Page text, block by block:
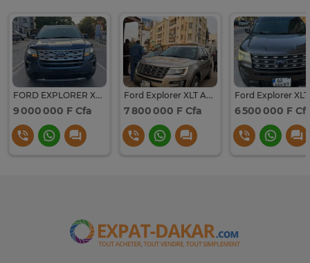
FORD EXPLORER XLT 2019
9 000 000 F Cfa
Ford Explorer XLT AWD
7 800 000 F Cfa 6 500 000 F